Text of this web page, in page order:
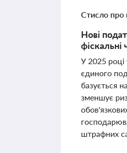
Стисло про
Нові
фіскальні
У 2025 році
єдиного
базується
зменшує
штрафних